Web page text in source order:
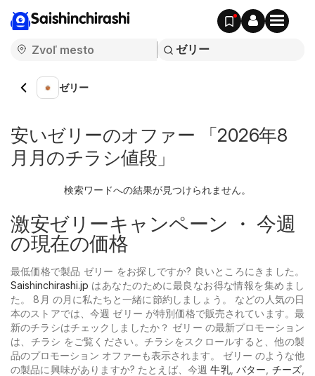
Saishinchirashi
ゼリー
安いゼリーのオファー 「2026年8
月月のチラシ値段」
検索ワードへの結果が見つけられません。
激安ゼリーキャンペーン ・ 今週
の現在の価格
最低価格で製品 ゼリー をお探しですか? 良いところにきました。
Saishinchirashi.jp はあなたのために最良なお得な情報を集めまし
た。 8月 の月に私たちと一緒に節約しましょう。 などの人気の日
本のストアでは、今週 ゼリー が特別価格で販売されています。最
新のチラシはチェックしましたか？ ゼリー の最新プロモーション
は、チラシ をご覧ください。チラシをスクロールすると、他の製
品のプロモーション オファーも表示されます。 ゼリー のような他
の製品に興味がありますか? たとえば、今週牛乳, バター チーズ